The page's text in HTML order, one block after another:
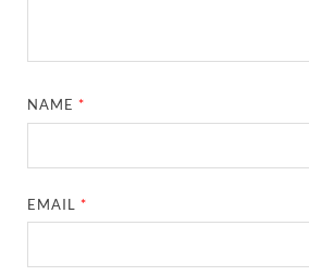
NAME*
EMAIL*